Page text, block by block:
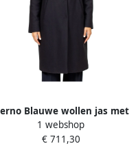
Blauwe wollen jas met
puffer Blue Dames
1 webshop
€ 711,30